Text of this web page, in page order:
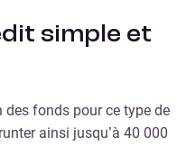
simple et
des fonds pour ce type de
ainsi jusqu’à 40 000